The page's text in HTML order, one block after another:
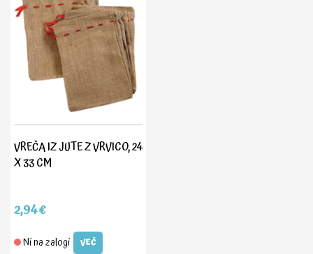
VREČA IZ JUTE Z VRVICO, 24
X 33 CM
2,94€
Ni na zalogi VEČ